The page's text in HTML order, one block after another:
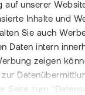
unserer
Inhalte und
Sie auch
Daten intern
zeigen
Seite zum